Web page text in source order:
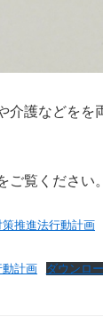
介護などをを
ご覧ください。
推進法行動計画
動計画 ダウンロ